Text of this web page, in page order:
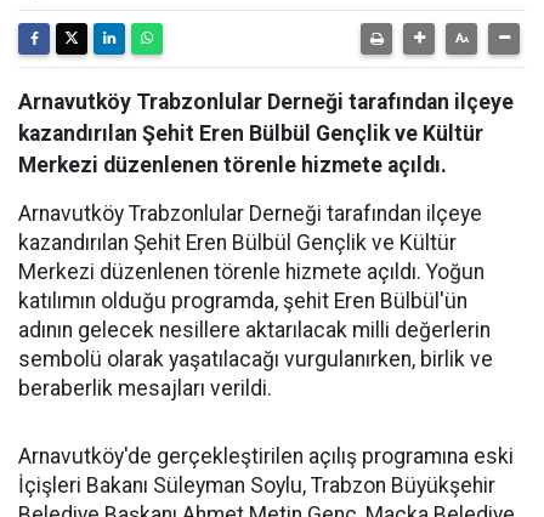
Arnavutköy Trabzonlular Derneği tarafından ilçeye
kazandırılan Şehit Eren Bülbül Gençlik ve Kültür
Merkezi düzenlenen törenle hizmete açıldı.
Arnavutköy Trabzonlular Derneği tarafından ilçeye
kazandırılan Şehit Eren Bülbül Gençlik ve Kültür
Merkezi düzenlenen törenle hizmete açıldı. Yoğun
katılımın olduğu programda, şehit Eren Bülbül'ün
adının gelecek nesillere aktarılacak milli değerlerin
sembolü olarak yaşatılacağı vurgulanırken, birlik ve
beraberlik mesajları verildi.
Arnavutköy'de gerçekleştirilen açılış programına eski
İçişleri Bakanı Süleyman Soylu, Trabzon Büyükşehir